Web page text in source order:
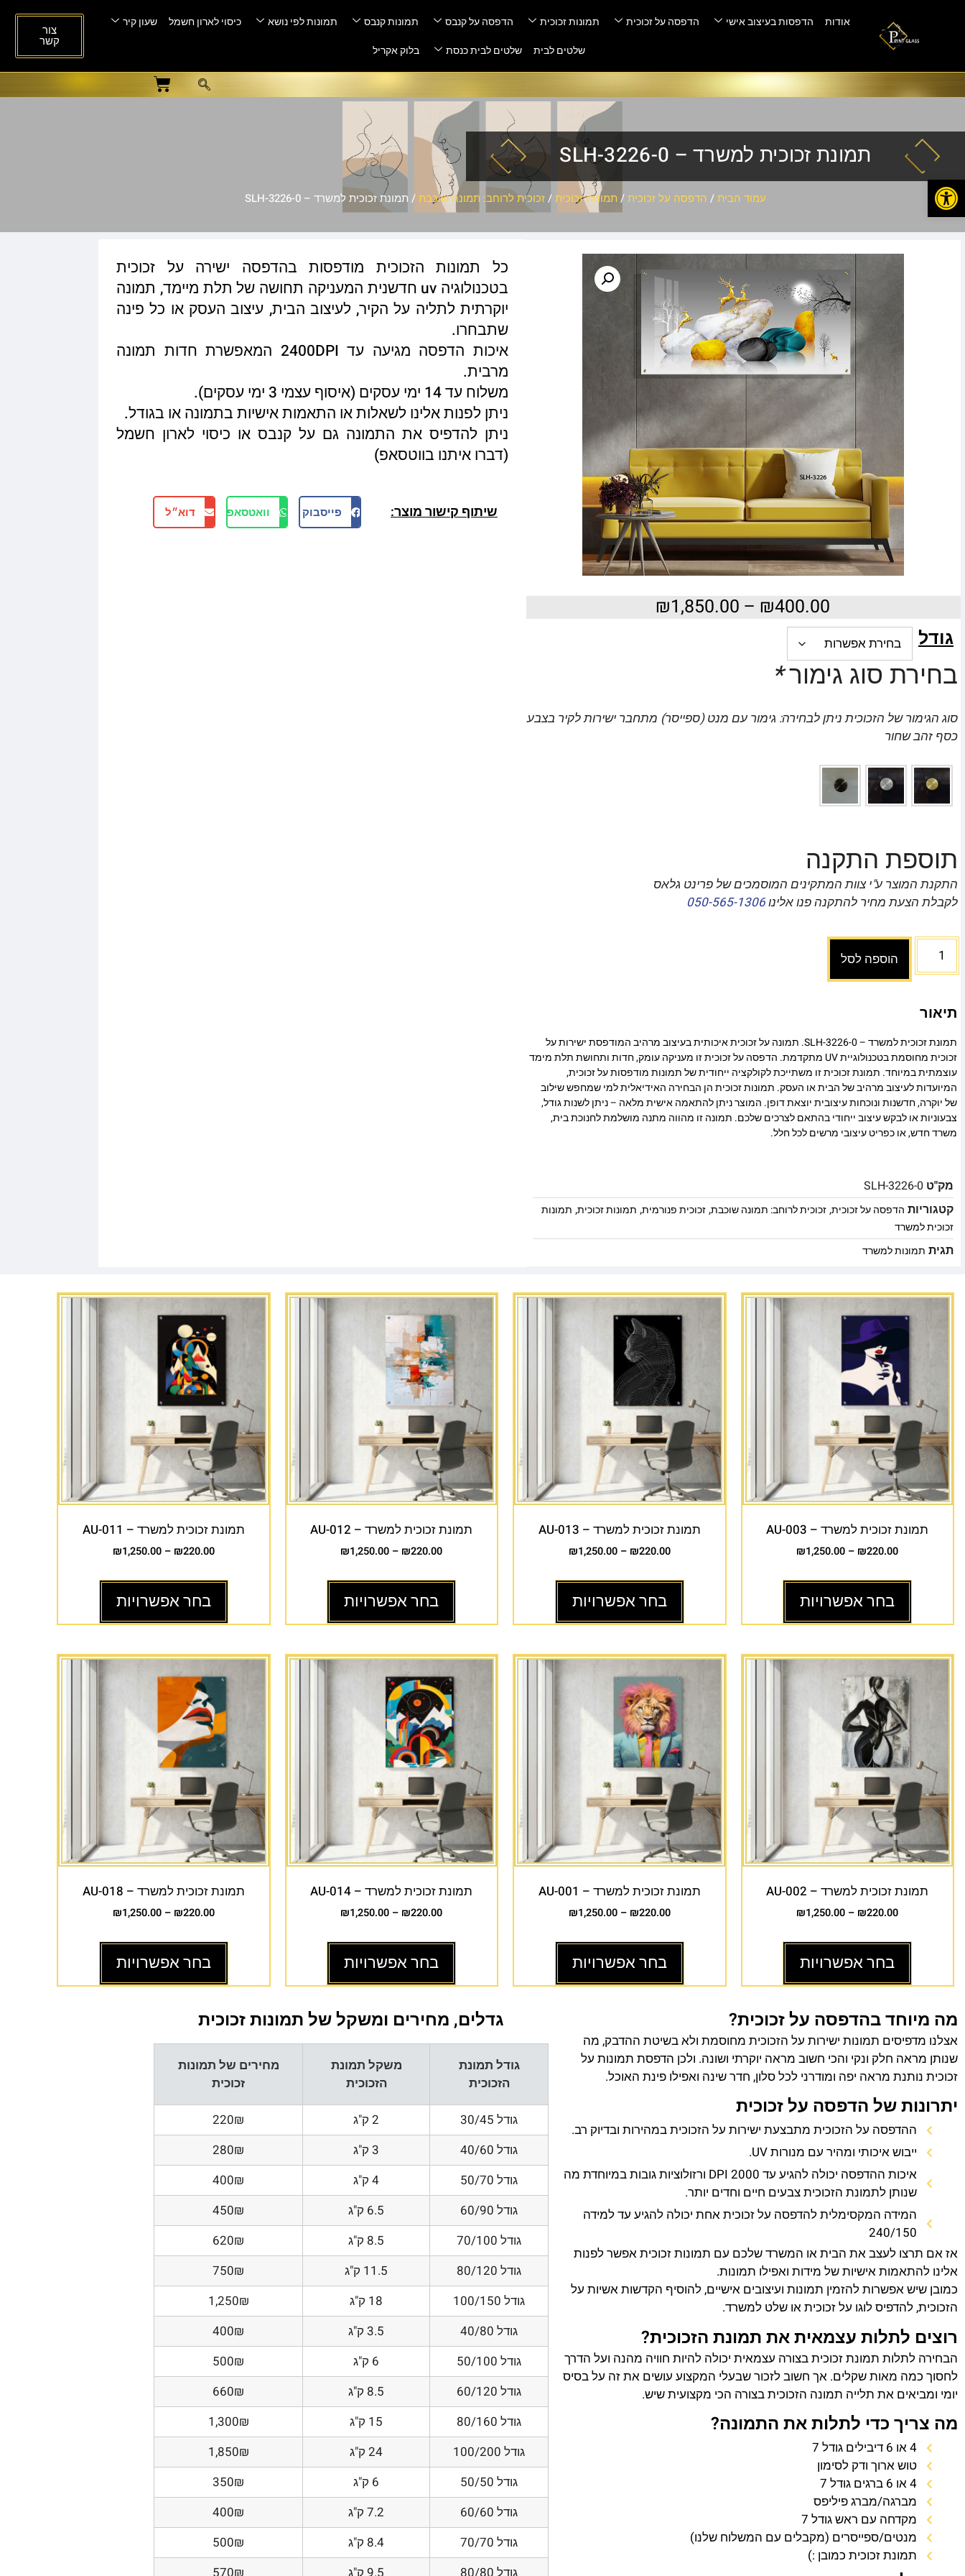
פתח סרגל נגישות
אודות הדפסות בעיצוב אישי הדפסה על זכוכית תמונות זכוכית הדפסה על קנבס תמונות קנבס תמונות לפי נושא כיסוי לארון חשמל
שעון קיר
שלטים לבית
שלטים לבית כנסת בלוק אקריל
צור
קשר
תמונת זכוכית למשרד – SLH-3226-0
עמוד הבית/ הדפסה על זכוכית/ תמונות זכוכית/זכוכית לרוחב: תמונה שוכבת/ תמונת זכוכית למשרד – SLH-3226-0
₪400.00
–
₪1,850.00
גודל
בחירת סוג גימור*
סוג הגימור של הזכוכית ניתן לבחירה: גימור עם מנט (ספייסר) מתחבר ישירות לקיר בצבע
כסף זהב שחור
תוספת התקנה
התקנת המוצר ע"י צוות המתקינים המוסמכים של פרינט גלאס
לקבלת הצעת מחיר להתקנה פנו אלינו050-565-1306
הוספה לסל
תיאור
תמונת זכוכית למשרד – SLH-3226-0. תמונה על זכוכית איכותית בעיצוב מרהיב המודפסת ישירות על
זכוכית מחוסמת בטכנולוגיית UV מתקדמת. הדפסה על זכוכית זו מעניקה עומק, חדות ותחושת תלת מימד
עוצמתית במיוחד. תמונת זכוכית זו משתייכת לקולקציה ייחודית של תמונות מודפסות על זכוכית,
המיועדות לעיצוב מרהיב של הבית או העסק. תמונות זכוכית הן הבחירה האידיאלית למי שמחפש שילוב
של יוקרה, חדשנות ונוכחות עיצובית יוצאת דופן. המוצר ניתן להתאמה אישית מלאה – ניתן לשנות גודל,
צבעוניות או לבקש עיצוב ייחודי בהתאם לצרכים שלכם. תמונה זו מהווה מתנה מושלמת לחנוכת בית,
משרד חדש, או כפריט עיצובי מרשים לכל חלל.
מק"ט SLH-3226-0
קטגוריות הדפסה על זכוכית,זכוכית לרוחב: תמונה שוכבת,זכוכית פנורמית, תמונות זכוכית, תמונות
זכוכית למשרד
תגית תמונות למשרד
כל תמונות הזכוכית מודפסות בהדפסה ישירה על זכוכית
בטכנולוגיה uv חדשנית המעניקה תחושה של תלת מיימד, תמונה
יוקרתית לתליה על הקיר, לעיצוב הבית, עיצוב העסק או כל פינה
שתבחרו.
איכות הדפסה מגיעה עד 2400DPI המאפשרת חדות תמונה
מרבית.
משלוח עד 14 ימי עסקים (איסוף עצמי 3 ימי עסקים).
ניתן לפנות אלינו לשאלות או התאמות אישיות בתמונה או בגודל.
ניתן להדפיס את התמונה גם על קנבס או כיסוי לארון חשמל
(דברו איתנו בווטסאפ)
שיתוף קישור מוצר: פייסבוק וואטסאפ דוא״ל
תמונת זכוכית למשרד – AU-003
₪220.00
–
₪1,250.00
בחר אפשרויות
תמונת זכוכית למשרד – AU-013
₪220.00
–
₪1,250.00
בחר אפשרויות
תמונת זכוכית למשרד – AU-012
₪220.00
–
₪1,250.00
בחר אפשרויות
תמונת זכוכית למשרד – AU-011
₪220.00
–
₪1,250.00
בחר אפשרויות
תמונת זכוכית למשרד – AU-002
₪220.00
–
₪1,250.00
בחר אפשרויות
תמונת זכוכית למשרד – AU-001
₪220.00
–
₪1,250.00
בחר אפשרויות
תמונת זכוכית למשרד – AU-014
₪220.00
–
₪1,250.00
בחר אפשרויות
תמונת זכוכית למשרד – AU-018
₪220.00
–
₪1,250.00
בחר אפשרויות
מה מיוחד בהדפסה על זכוכית?
אצלנו מדפיסים תמונות ישירות על הזכוכית מחוסמת ולא בשיטת ההדבק, מה
שנותן מראה חלק ונקי והכי חשוב מראה יוקרתי ושונה. ולכן הדפסת תמונות על
זכוכית נותנת מראה יפה ומודרני לכל סלון, חדר שינה ואפילו פינת האוכל.
יתרונות של הדפסה על זכוכית
ההדפסה על הזכוכית מתבצעת ישירות על הזכוכית במהירות ובדיוק רב.
ייבוש איכותי ומהיר עם מנורות UV.
איכות ההדפסה יכולה להגיע עד 2000 DPI ורזולוציות גובות במיוחדת מה
שנותן לתמונת הזכוכית צבעים חיים וחדים יותר.
המידה המקסימלית להדפסה על זכוכית אחת יכולה להגיע עד למידה
240/150
אז אם תרצו לעצב את הבית או המשרד שלכם עם תמונות זכוכית אפשר לפנות
אלינו להתאמות אישיות של מידות ואפילו תמונות.
כמובן שיש אפשרות להזמין תמונות ועיצובים אישיים, להוסיף הקדשות אשיות על
הזכוכית, להדפיס לוגו על זכוכית או שלט למשרד.
רוצים לתלות עצמאית את תמונת הזכוכית?
הבחירה לתלות תמונת זכוכית בצורה עצמאית יכולה להיות חוויה מהנה ועל הדרך
לחסוך כמה מאות שקלים. אך חשוב לזכור שבעלי המקצוע עושים את זה על בסיס
יומי ומביאים את תלייה תמונה הזכוכית בצורה הכי מקצועית שיש.
מה צריך כדי לתלות את התמונה?
4 או 6 דיבילים גודל 7
טוש ארוך ודק לסימון
4 או 6 ברגים גודל 7
מברגה/מברג פיליפס
מקדחה עם ראש גודל 7
מנטים/ספייסרים (מקבלים עם המשלוח שלנו)
תמונת זכוכית כמובן :)
גדלים, מחירים ומשקל של תמונות זכוכית
גודל תמונת
הזכוכית
משקל תמונת
הזכוכית
מחירים של תמונות
זכוכית
גודל 30/45 2 ק"ג
220₪
גודל 40/60
3 ק"ג
280₪
גודל 50/70
4 ק"ג
400₪
גודל 60/90
6.5 ק"ג
450₪
גודל 70/100
8.5 ק"ג
620₪
גודל 80/120
11.5 ק"ג
750₪
גודל 100/150
18 ק"ג
1,250₪
גודל 40/80
3.5 ק"ג
400₪
גודל 50/100
6 ק"ג
500₪
גודל 60/120
8.5 ק"ג
660₪
גודל 80/160
15 ק"ג
1,300₪
גודל 100/200
24 ק"ג
1,850₪
גודל 50/50
6 ק"ג
350₪
גודל 60/60
7.2 ק"ג
400₪
גודל 70/70
8.4 ק"ג
500₪